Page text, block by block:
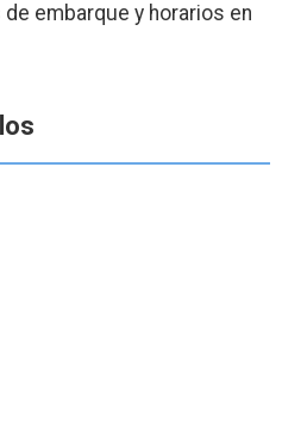
embarque y horarios en